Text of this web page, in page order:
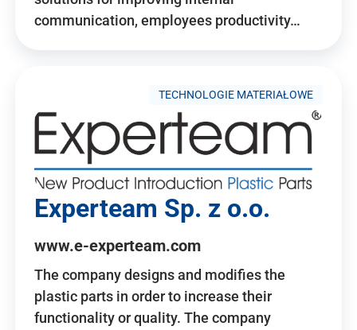
communication, employees productivity…
TECHNOLOGIE MATERIAŁOWE
Experteam Sp. z o.o.
www.e-experteam.com
The company designs and modifies the
plastic parts in order to increase their
functionality or quality. The company